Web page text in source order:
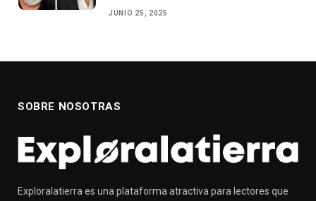
JUNIO 25, 2025
SOBRE NOSOTRAS
Exploralatierra es una plataforma atractiva para lectores que